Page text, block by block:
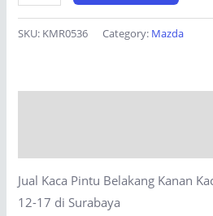
Kaca
Pintu
CX-
5
12-
SKU: KMR0536 Category: Mazda
Jual Kaca Pintu Belakang Kanan
12-17 di Surabaya